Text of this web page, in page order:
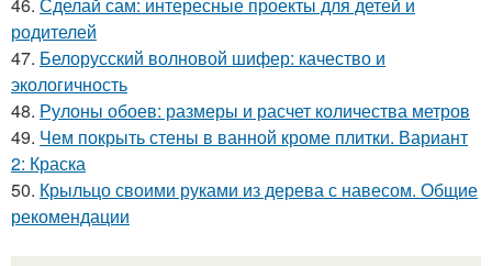
46. Сделай сам: интересные проекты для детей и
родителей
47. Белорусский волновой шифер: качество и
экологичность
48. Рулоны обоев: размеры и расчет количества метров
49. Чем покрыть стены в ванной кроме плитки. Вариант
2: Краска
50. Крыльцо своими руками из дерева с навесом. Общие
рекомендации